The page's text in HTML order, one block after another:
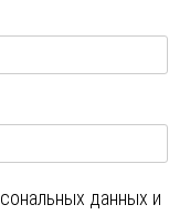
данных и